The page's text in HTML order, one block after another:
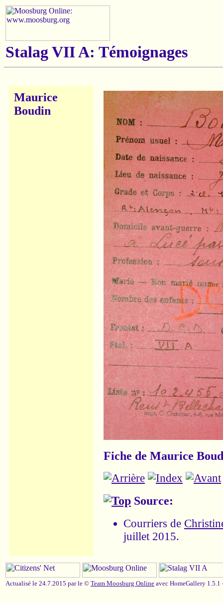
Stalag VII A: Témoignages
Maurice
Boudin
Fiche de Maurice
Source:
Courriers de
juillet 2015.
Actualisé le 24.7.2015 par le © Team Moosburg Online avec HomeGallery 1.5.1